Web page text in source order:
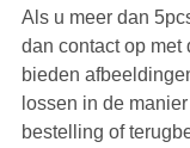
Als u meer dan
dan contact op met
bieden
lossen in de
bestelling of